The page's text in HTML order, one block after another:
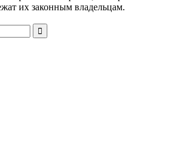
их законным владельцам.